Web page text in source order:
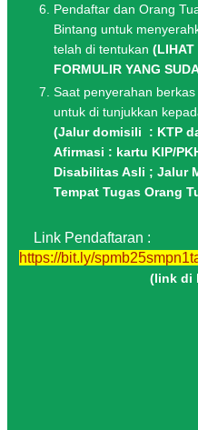
Pendaftar dan Orang
Bintang untuk
telah di tentukan (LIHAT
FORMULIR YANG
Saat penyerahan
untuk di tunjukkan
(Jalur domisili : KTP
Afirmasi : kartu KIP/
Disabilitas Asli ; Jalur
Tempat Tugas Orang
Pendaftaran :
https://bit.ly/
(link di